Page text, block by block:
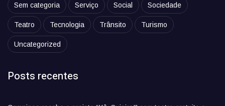
Sem categoria Serviço Social Sociedade
Teatro Tecnologia Trânsito Turismo
Uncategorized
Posts recentes